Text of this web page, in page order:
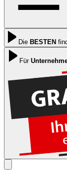
Die BESTEN
Für